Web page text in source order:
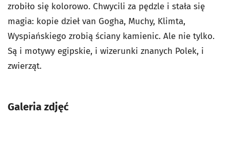
zrobiło się kolorowo. Chwycili za pędzle i stała się
magia: kopie dzieł van Gogha, Muchy, Klimta,
Wyspiańskiego zrobią ściany kamienic. Ale nie tylko.
Są i motywy egipskie, i wizerunki znanych Polek, i
zwierząt.
Galeria zdjęć